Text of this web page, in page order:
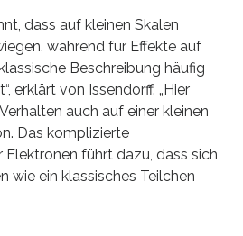
dass auf kleinen Skalen
während für Effekte auf
Beschreibung häufig
erklärt von Issendorff. „Hier
auch auf einer kleinen
Das komplizierte
führt dazu, dass sich
wie ein klassisches Teilchen